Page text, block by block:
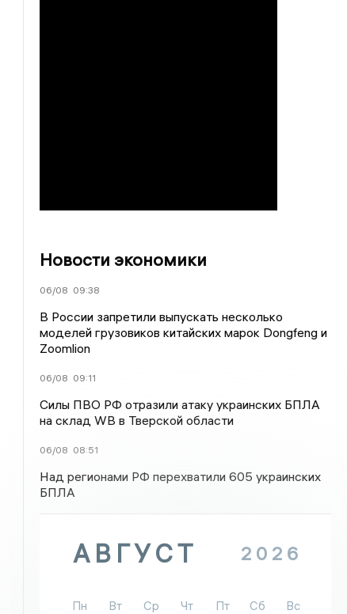
Новости экономики
06/08 09:38
В России запретили выпускать несколько
моделей грузовиков китайских марок Dongfeng и
Zoomlion
06/08 09:11
Силы ПВО РФ отразили атаку украинских БПЛА
на склад WB в Тверской области
06/08 08:51
Над регионами РФ перехватили 605 украинских
БПЛА
АВГУСТ 2026
Пн Вт Ср Чт Пт Сб
Вс